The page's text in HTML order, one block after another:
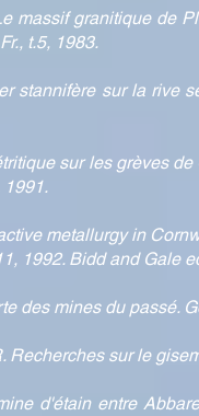
massif granitique de
t.5, 1983.
stannifère sur la rive
sur les grèves
1991.
metallurgy in
1992. Bidd and Gale
des mines du passé.
Recherches sur le
d'étain entre